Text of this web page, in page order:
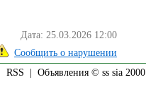
Дата: 25.03.2026 12:00
Сообщить о нарушении
RSS | Объявления © ss sia 2000